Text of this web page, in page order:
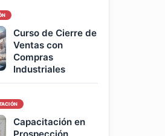
Curso de Cierre de
Ventas con
Compras
Industriales
Capacitación en